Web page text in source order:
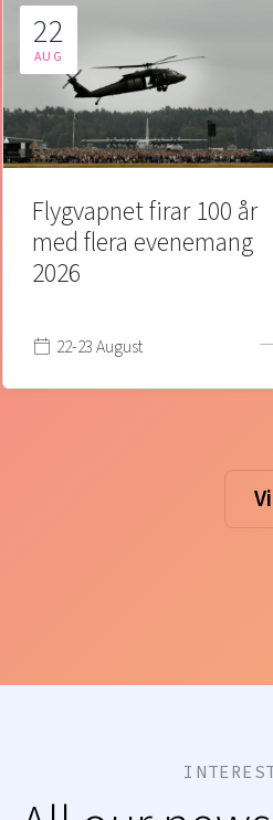
22
AUG
Flygvapnet firar 100 år
med flera evenemang
2026
22-23 August